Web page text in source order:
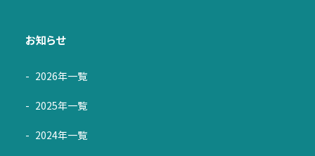
お知らせ
2026年一覧
2025年一覧
2024年一覧